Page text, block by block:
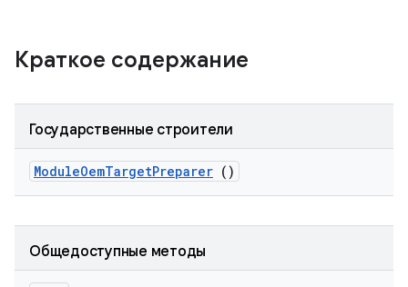
Краткое содержание
Государственные строители
ModuleOemTargetPreparer ()
Общедоступные методы